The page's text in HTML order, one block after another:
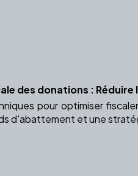
des donations :
pour optimiser
d'abattement et une